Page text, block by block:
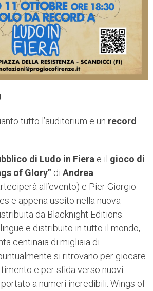
tutto l’auditorium e un record
di Ludo in Fiera e il gioco di
of Glory” di Andrea
all’evento) e Pier Giorgio
e appena uscito nella nuova
da Blacknight Editions.
e distribuito in tutto il mondo,
centinaia di migliaia di
si ritrovano per giocare
e per sfida verso nuovi
a numeri incredibili. Wings of